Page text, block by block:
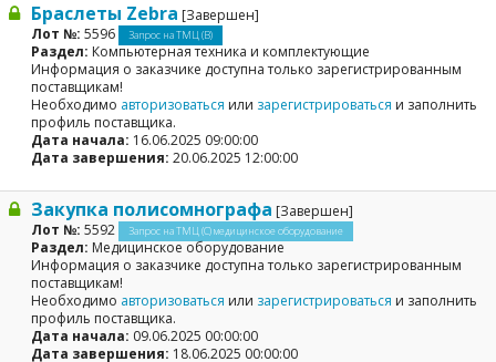
Браслеты Zebra [Завершен]
Лот №: 5596 Запрос на ТМЦ (В)
Раздел: Компьютерная техника и комплектующие
Информация о заказчике доступна только зарегистрированным
поставщикам!
Необходимо авторизоваться или зарегистрироваться и заполнить
профиль поставщика.
Дата начала: 16.06.2025 09:00:00
Дата завершения: 20.06.2025 12:00:00
Закупка полисомнографа [Завершен]
Лот №: 5592 Запрос на ТМЦ (С) медицинское оборудование
Раздел: Медицинское оборудование
Информация о заказчике доступна только зарегистрированным
поставщикам!
Необходимо авторизоваться или зарегистрироваться и заполнить
профиль поставщика.
Дата начала: 09.06.2025 00:00:00
Дата завершения: 18.06.2025 00:00:00